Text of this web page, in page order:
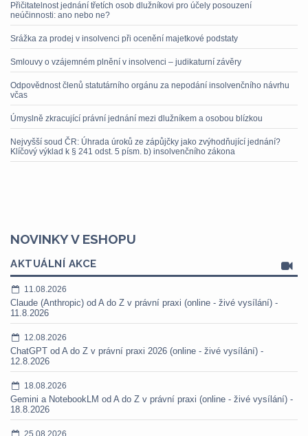
Přičitatelnost jednání třetích osob dlužníkovi pro účely posouzení
neúčinnosti: ano nebo ne?
Srážka za prodej v insolvenci při ocenění majetkové podstaty
Smlouvy o vzájemném plnění v insolvenci – judikaturní závěry
Odpovědnost členů statutárního orgánu za nepodání insolvenčního návrhu
včas
Úmyslně zkracující právní jednání mezi dlužníkem a osobou blízkou
Nejvyšší soud ČR: Úhrada úroků ze zápůjčky jako zvýhodňující jednání?
Klíčový výklad k § 241 odst. 5 písm. b) insolvenčního zákona
NOVINKY V ESHOPU
AKTUÁLNÍ AKCE
11.08.2026
Claude (Anthropic) od A do Z v právní praxi (online - živé vysílání) -
11.8.2026
12.08.2026
ChatGPT od A do Z v právní praxi 2026 (online - živé vysílání) -
12.8.2026
18.08.2026
Gemini a NotebookLM od A do Z v právní praxi (online - živé vysílání) -
18.8.2026
25.08.2026